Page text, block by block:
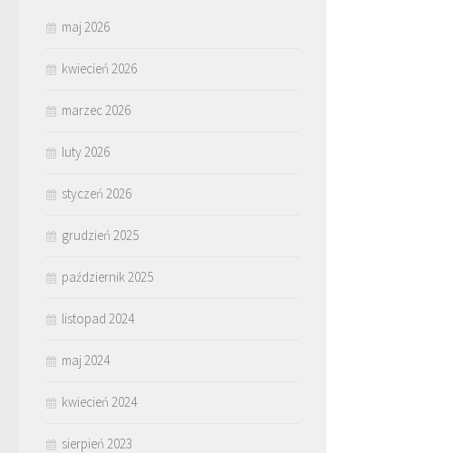
maj 2026
kwiecień 2026
marzec 2026
luty 2026
styczeń 2026
grudzień 2025
październik 2025
listopad 2024
maj 2024
kwiecień 2024
sierpień 2023